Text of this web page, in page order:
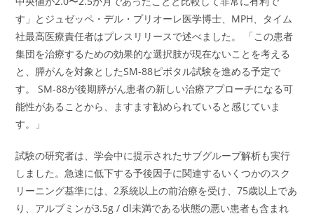
す」とジュゼッペ・デル・プリオーレ医学博士、MPH、タイム
社最高医療責任者はプレスリリースで述べました。 「この患者
集団を治療するための効果的な選択肢が現在ないことを考える
と、膵がんを対象としたSM-88ピボタル試験を進める予定で
す。 SM-88が後期膵がん患者の新しい治療アプローチになる可
能性があることから、ますます勧められていると感じていま
す。」
試験の研究者は、学会中に提示されたサブグループ解析も実行
しました。急速に低下する予後因子に関連するいくつかのスク
リーニング基準には、2系統以上の前治療を受け、75歳以上であ
り、アルブミンが3.5g / dl未満である状態の悪い患者も含まれ